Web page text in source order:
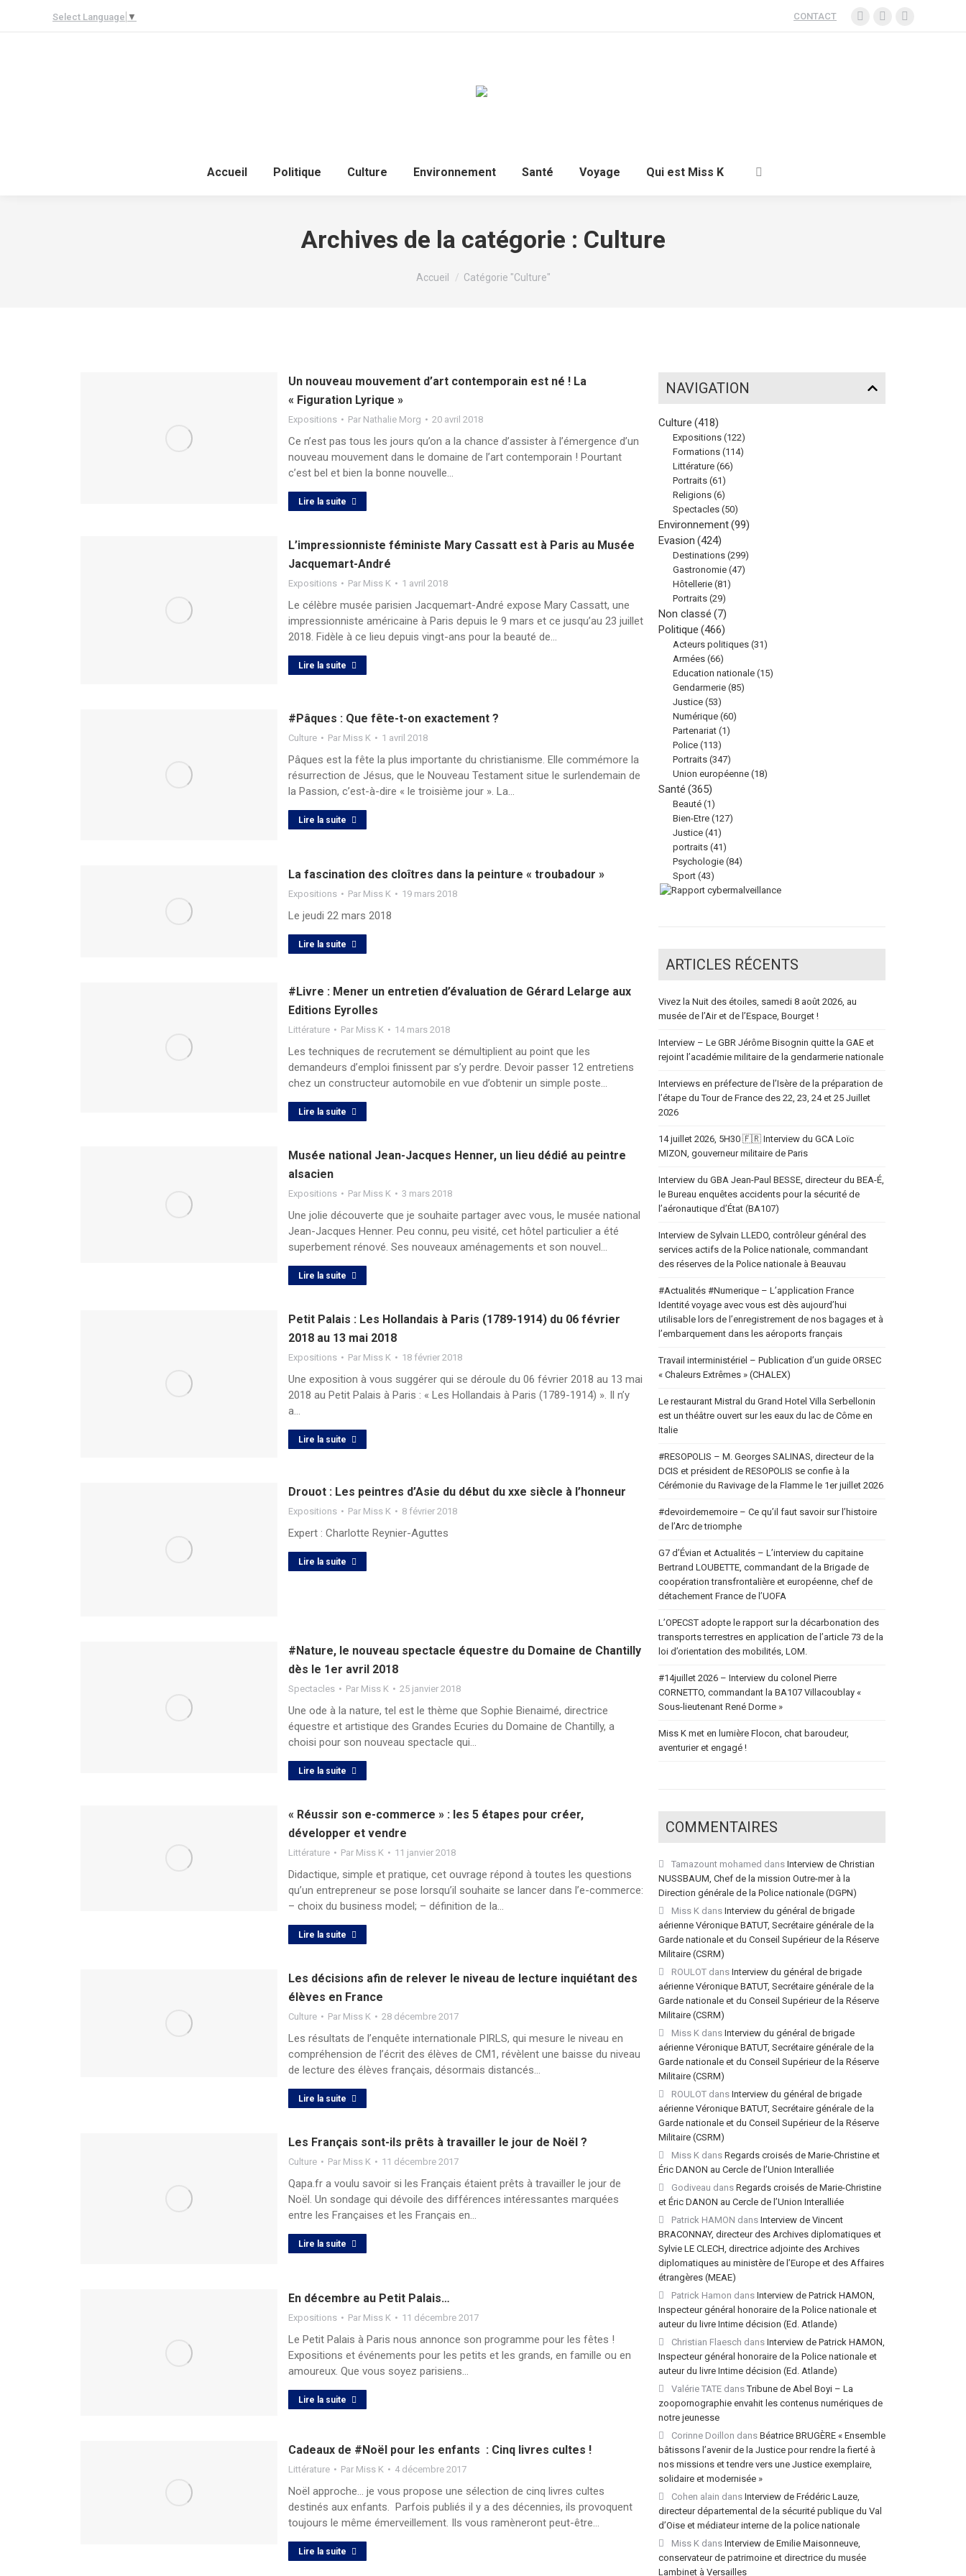
Select Language ▼ CONTACT
Accueil Politique Culture Environnement Santé Voyage Qui est Miss K
Archives de la catégorie : Culture
Vous êtes ici :
Accueil Catégorie "Culture"
Un nouveau mouvement d’art contemporain est né ! La
« Figuration Lyrique »
Expositions Par Nathalie Morg 20 avril 2018
Ce n’est pas tous les jours qu’on a la chance d’assister à l’émergence d’un
nouveau mouvement dans le domaine de l’art contemporain ! Pourtant
c’est bel et bien la bonne nouvelle…
Lire la suite
L’impressionniste féministe Mary Cassatt est à Paris au Musée
Jacquemart-André
Expositions Par Miss K 1 avril 2018
Le célèbre musée parisien Jacquemart-André expose Mary Cassatt, une
impressionniste américaine à Paris depuis le 9 mars et ce jusqu’au 23 juillet
2018. Fidèle à ce lieu depuis vingt-ans pour la beauté de…
Lire la suite
#Pâques : Que fête-t-on exactement ?
Culture Par Miss K 1 avril 2018
Pâques est la fête la plus importante du christianisme. Elle commémore la
résurrection de Jésus, que le Nouveau Testament situe le surlendemain de
la Passion, c’est-à-dire « le troisième jour ». La…
Lire la suite
La fascination des cloîtres dans la peinture « troubadour »
Expositions Par Miss K 19 mars 2018
Le jeudi 22 mars 2018
Lire la suite
#Livre : Mener un entretien d’évaluation de Gérard Lelarge aux
Editions Eyrolles
Littérature Par Miss K 14 mars 2018
Les techniques de recrutement se démultiplient au point que les
demandeurs d’emploi finissent par s’y perdre. Devoir passer 12 entretiens
chez un constructeur automobile en vue d’obtenir un simple poste…
Lire la suite
Musée national Jean-Jacques Henner, un lieu dédié au peintre
alsacien
Expositions Par Miss K 3 mars 2018
Une jolie découverte que je souhaite partager avec vous, le musée national
Jean-Jacques Henner. Peu connu, peu visité, cet hôtel particulier a été
superbement rénové. Ses nouveaux aménagements et son nouvel…
Lire la suite
Petit Palais : Les Hollandais à Paris (1789-1914) du 06 février
2018 au 13 mai 2018
Expositions Par Miss K 18 février 2018
Une exposition à vous suggérer qui se déroule du 06 février 2018 au 13 mai
2018 au Petit Palais à Paris : « Les Hollandais à Paris (1789-1914) ». Il n’y
a…
Lire la suite
Drouot : Les peintres d’Asie du début du xxe siècle à l’honneur
Expositions Par Miss K 8 février 2018
Expert : Charlotte Reynier-Aguttes
Lire la suite
#Nature, le nouveau spectacle équestre du Domaine de Chantilly
dès le 1er avril 2018
Spectacles Par Miss K 25 janvier 2018
Une ode à la nature, tel est le thème que Sophie Bienaimé, directrice
équestre et artistique des Grandes Ecuries du Domaine de Chantilly, a
choisi pour son nouveau spectacle qui…
Lire la suite
« Réussir son e-commerce » : les 5 étapes pour créer,
développer et vendre
Littérature Par Miss K 11 janvier 2018
Didactique, simple et pratique, cet ouvrage répond à toutes les questions
qu’un entrepreneur se pose lorsqu’il souhaite se lancer dans l’e-commerce:
– choix du business model; – définition de la…
Lire la suite
Les décisions afin de relever le niveau de lecture inquiétant des
élèves en France
Culture Par Miss K 28 décembre 2017
Les résultats de l’enquête internationale PIRLS, qui mesure le niveau en
compréhension de l’écrit des élèves de CM1, révèlent une baisse du niveau
de lecture des élèves français, désormais distancés…
Lire la suite
Les Français sont-ils prêts à travailler le jour de Noël ?
Culture Par Miss K 11 décembre 2017
Qapa.fr a voulu savoir si les Français étaient prêts à travailler le jour de
Noël. Un sondage qui dévoile des différences intéressantes marquées
entre les Françaises et les Français en…
Lire la suite
En décembre au Petit Palais…
Expositions Par Miss K 11 décembre 2017
Le Petit Palais à Paris nous annonce son programme pour les fêtes !
Expositions et événements pour les petits et les grands, en famille ou en
amoureux. Que vous soyez parisiens…
Lire la suite
Cadeaux de #Noël pour les enfants : Cinq livres cultes !
Littérature Par Miss K 4 décembre 2017
Noël approche… je vous propose une sélection de cinq livres cultes
destinés aux enfants. Parfois publiés il y a des décennies, ils provoquent
toujours le même émerveillement. Ils vous ramèneront peut-être…
Lire la suite
NAVIGATION
Culture (418)
Expositions (122)
Formations (114)
Littérature (66)
Portraits (61)
Religions (6)
Spectacles (50)
Environnement(99)
Evasion (424)
Destinations (299)
Gastronomie (47)
Hôtellerie (81)
Portraits (29)
Non classé (7)
Politique (466)
Acteurs politiques (31)
Armées (66)
Education nationale (15)
Gendarmerie (85)
Justice (53)
Numérique (60)
Partenariat (1)
Police (113)
Portraits (347)
Union européenne (18)
Santé (365)
Beauté (1)
Bien-Etre (127)
Justice (41)
portraits (41)
Psychologie (84)
Sport (43)
ARTICLES RÉCENTS
Vivez la Nuit des étoiles, samedi 8 août 2026, au
musée de l’Air et de l’Espace, Bourget !
Interview – Le GBR Jérôme Bisognin quitte la GAE et
rejoint l’académie militaire de la gendarmerie nationale
Interviews en préfecture de l’Isère de la préparation de
l’étape du Tour de France des 22, 23, 24 et 25 Juillet
2026
14 juillet 2026, 5H30 🇫🇷 Interview du GCA Loïc
MIZON, gouverneur militaire de Paris
Interview du GBA Jean-Paul BESSE, directeur du BEA-É,
le Bureau enquêtes accidents pour la sécurité de
l’aéronautique d’État (BA107)
Interview de Sylvain LLEDO, contrôleur général des
services actifs de la Police nationale, commandant
des réserves de la Police nationale à Beauvau
#Actualités #Numerique – L’application France
Identité voyage avec vous est dès aujourd’hui
utilisable lors de l’enregistrement de nos bagages et à
l’embarquement dans les aéroports français
Travail interministériel – Publication d’un guide ORSEC
« Chaleurs Extrêmes » (CHALEX)
Le restaurant Mistral du Grand Hotel Villa Serbellonin
est un théâtre ouvert sur les eaux du lac de Côme en
Italie
#RESOPOLIS – M. Georges SALINAS, directeur de la
DCIS et président de RESOPOLIS se confie à la
Cérémonie du Ravivage de la Flamme le 1er juillet 2026
#devoirdememoire – Ce qu’il faut savoir sur l’histoire
de l’Arc de triomphe
G7 d’Évian et Actualités – L’interview du capitaine
Bertrand LOUBETTE, commandant de la Brigade de
coopération transfrontalière et européenne, chef de
détachement France de l’UOFA
L’OPECST adopte le rapport sur la décarbonation des
transports terrestres en application de l’article 73 de la
loi d’orientation des mobilités, LOM.
#14juillet 2026 – Interview du colonel Pierre
CORNETTO, commandant la BA107 Villacoublay «
Sous-lieutenant René Dorme »
Miss K met en lumière Flocon, chat baroudeur,
aventurier et engagé !
COMMENTAIRES
Tamazount mohamed dans Interview de Christian
NUSSBAUM, Chef de la mission Outre-mer à la
Direction générale de la Police nationale (DGPN)
Miss Kdans Interview du général de brigade
aérienne Véronique BATUT, Secrétaire générale de la
Garde nationale et du Conseil Supérieur de la Réserve
Militaire (CSRM)
ROULOTdans Interview du général de brigade
aérienne Véronique BATUT, Secrétaire générale de la
Garde nationale et du Conseil Supérieur de la Réserve
Militaire (CSRM)
Miss Kdans Interview du général de brigade
aérienne Véronique BATUT, Secrétaire générale de la
Garde nationale et du Conseil Supérieur de la Réserve
Militaire (CSRM)
ROULOTdans Interview du général de brigade
aérienne Véronique BATUT, Secrétaire générale de la
Garde nationale et du Conseil Supérieur de la Réserve
Militaire (CSRM)
Miss Kdans Regards croisés de Marie-Christine et
Éric DANON au Cercle de l’Union Interalliée
Godiveau dans Regards croisés de Marie-Christine
et Éric DANON au Cercle de l’Union Interalliée
Patrick HAMON dans Interview de Vincent
BRACONNAY, directeur des Archives diplomatiques et
Sylvie LE CLECH, directrice adjointe des Archives
diplomatiques au ministère de l’Europe et des Affaires
étrangères (MEAE)
Patrick Hamon dans Interview de Patrick HAMON,
Inspecteur général honoraire de la Police nationale et
auteur du livre Intime décision (Ed. Atlande)
Christian Flaesch dans Interview de Patrick HAMON,
Inspecteur général honoraire de la Police nationale et
auteur du livre Intime décision (Ed. Atlande)
Valérie TATEdansTribune de Abel Boyi – La
zoopornographie envahit les contenus numériques de
notre jeunesse
Corinne Doillon dans Béatrice BRUGÈRE « Ensemble
bâtissons l’avenir de la Justice pour rendre la fierté à
nos missions et tendre vers une Justice exemplaire,
solidaire et modernisée »
Cohen alain dans Interview de Frédéric Lauze,
directeur départemental de la sécurité publique du Val
d’Oise et médiateur interne de la police nationale
Miss Kdans Interview de Emilie Maisonneuve,
conservateur de patrimoine et directrice du musée
Lambinet à Versailles